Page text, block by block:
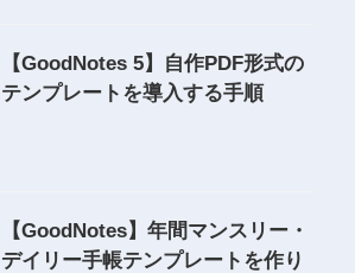
【GoodNotes 5】自作PDF形式の
テンプレートを導入する手順
【GoodNotes】年間マンスリー・
デイリー手帳テンプレートを作り